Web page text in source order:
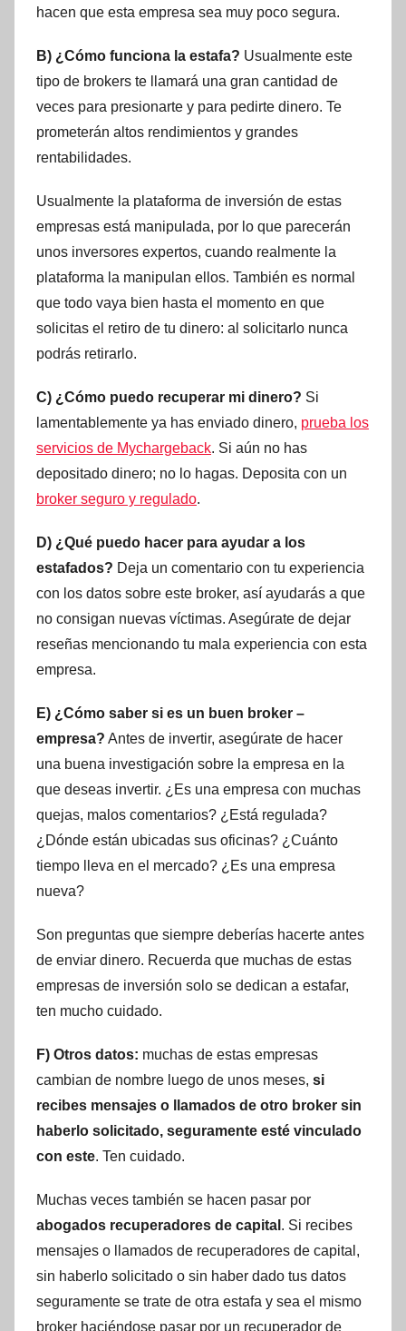
hacen que esta empresa sea muy poco segura.
B) ¿Cómo funciona la estafa? Usualmente este
tipo de brokers te llamará una gran cantidad de
veces para presionarte y para pedirte dinero. Te
prometerán altos rendimientos y grandes
rentabilidades.
Usualmente la plataforma de inversión de estas
empresas está manipulada, por lo que parecerán
unos inversores expertos, cuando realmente la
plataforma la manipulan ellos. También es normal
que todo vaya bien hasta el momento en que
solicitas el retiro de tu dinero: al solicitarlo nunca
podrás retirarlo.
C) ¿Cómo puedo recuperar mi dinero? Si
lamentablemente ya has enviado dinero, prueba los
servicios de Mychargeback. Si aún no has
depositado dinero; no lo hagas. Deposita con un
broker seguro y regulado.
D) ¿Qué puedo hacer para ayudar a los
estafados? Deja un comentario con tu experiencia
con los datos sobre este broker, así ayudarás a que
no consigan nuevas víctimas. Asegúrate de dejar
reseñas mencionando tu mala experiencia con esta
empresa.
E) ¿Cómo saber si es un buen broker –
empresa? Antes de invertir, asegúrate de hacer
una buena investigación sobre la empresa en la
que deseas invertir. ¿Es una empresa con muchas
quejas, malos comentarios? ¿Está regulada?
¿Dónde están ubicadas sus oficinas? ¿Cuánto
tiempo lleva en el mercado? ¿Es una empresa
nueva?
Son preguntas que siempre deberías hacerte antes
de enviar dinero. Recuerda que muchas de estas
empresas de inversión solo se dedican a estafar,
ten mucho cuidado.
F) Otros datos: muchas de estas empresas
cambian de nombre luego de unos meses, si
recibes mensajes o llamados de otro broker sin
haberlo solicitado, seguramente esté vinculado
con este. Ten cuidado.
Muchas veces también se hacen pasar por
abogados recuperadores de capital . Si recibes
mensajes o llamados de recuperadores de capital,
sin haberlo solicitado o sin haber dado tus datos
seguramente se trate de otra estafa y sea el mismo
broker haciéndose pasar por un recuperador de